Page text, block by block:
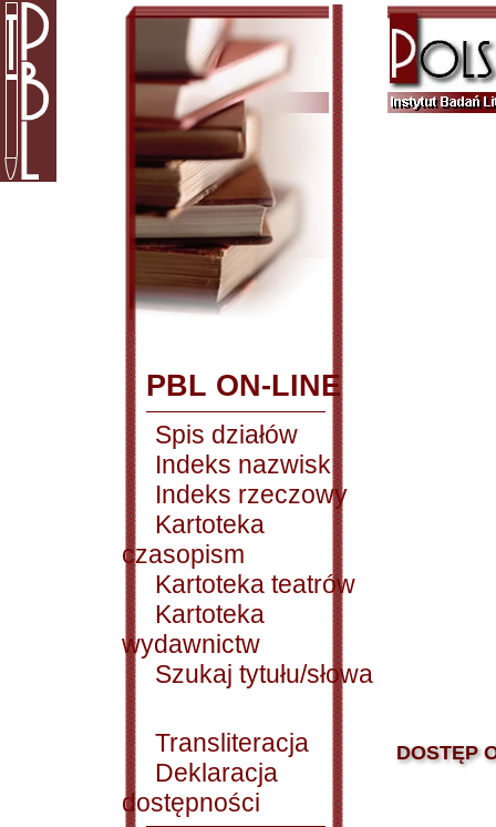
PBL ON-LINE
Spis działów
Indeks nazwisk
Indeks rzeczowy
Kartoteka
czasopism
Kartoteka teatrów
Kartoteka
wydawnictw
Szukaj tytułu/słowa
Transliteracja
Deklaracja
dostępności
DOSTĘP